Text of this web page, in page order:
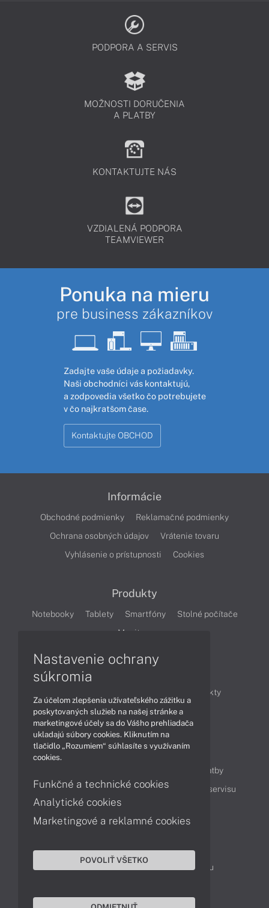
PODPORA A SERVIS
MOŽNOSTI DORUČENIA
A PLATBY
KONTAKTUJTE NÁS
VZDIALENÁ PODPORA
TEAMVIEWER
Ponuka na mieru
pre business zákazníkov
Zadajte vaše údaje a požiadavky.
Naši obchodníci vás kontaktujú,
a zodpovedia všetko čo potrebujete
v čo najkratšom čase.
Kontaktujte OBCHOD
Informácie
Obchodné podmienky
Reklamačné podmienky
Ochrana osobných údajov
Vrátenie tovaru
Vyhlásenie o prístupnosti
Cookies
Produkty
Notebooky Tablety Smartfóny
Stolné počítače
Monitory
Produkty
Technológie
Videá
Obsah
Možnosti doručenia a platby
Podpora a servis
Servisné služby Cenník servisu
Kontakty
043 4224 771
Obchodné oddelenie
Reklamácia tovaru
Nastavenie ochrany
súkromia
Za účelom zlepšenia užívateľského zážitku a
poskytovaných služieb na našej stránke a
marketingové účely sa do Vášho prehliadača
ukladajú súbory cookies. Kliknutím na
tlačidlo „Rozumiem“ súhlasíte s využívaním
cookies.
Funkčné a technické cookies
Analytické cookies
Marketingové a reklamné cookies
POVOLIŤ VŠETKO